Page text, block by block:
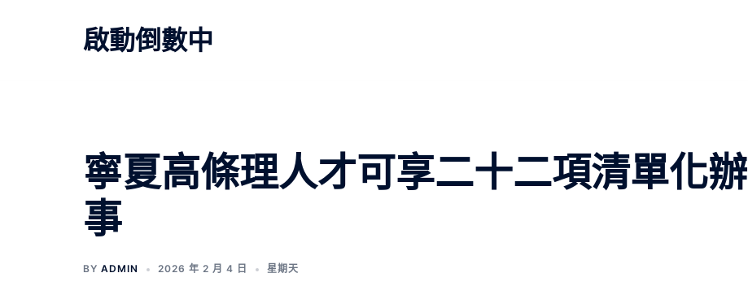
啟動倒數中
寧夏高條理人才可享二十二項清單化辦
事
BY ADMIN 2026 年 2 月 4 日 星期天
文
章
導
覽